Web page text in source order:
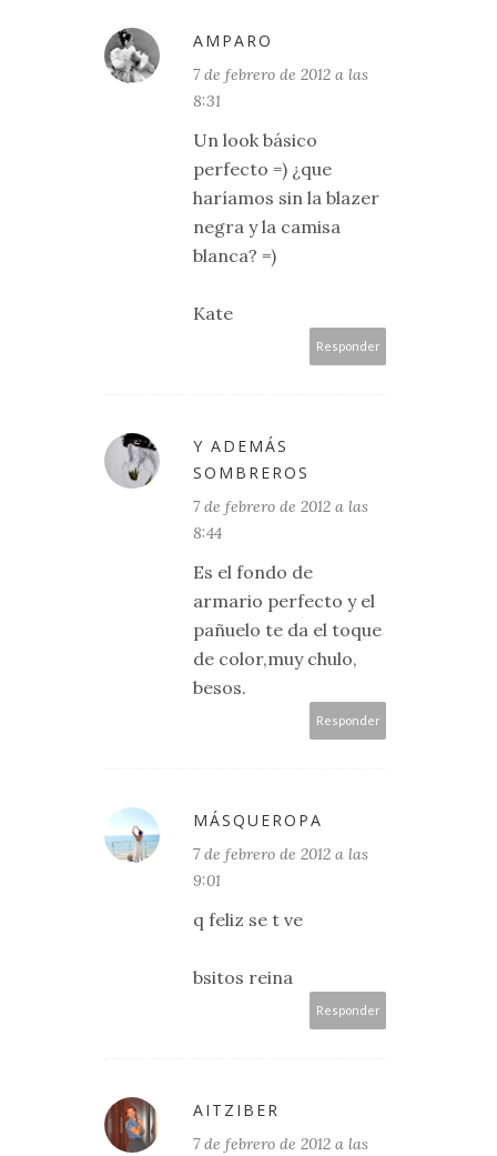
AMPARO
7 de febrero de 2012 a las
8:31
Un look básico
perfecto =) ¿que
haríamos sin la blazer
negra y la camisa
blanca? =)
Kate
Responder
Y ADEMÁS
SOMBREROS
7 de febrero de 2012 a las
8:44
Es el fondo de
armario perfecto y el
pañuelo te da el toque
de color,muy chulo,
besos.
Responder
MÁSQUEROPA
7 de febrero de 2012 a las
9:01
q feliz se t ve
bsitos reina
Responder
AITZIBER
7 de febrero de 2012 a las